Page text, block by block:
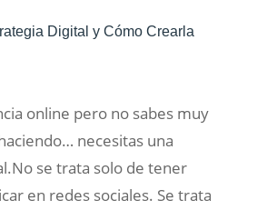
Digital y Cómo Crearla
online pero no sabes muy
necesitas una
se trata solo de tener
en redes sociales. Se trata